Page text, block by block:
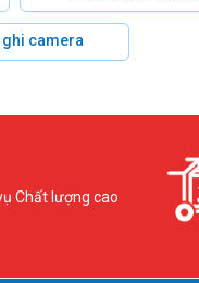
camera
Chất lượng cao